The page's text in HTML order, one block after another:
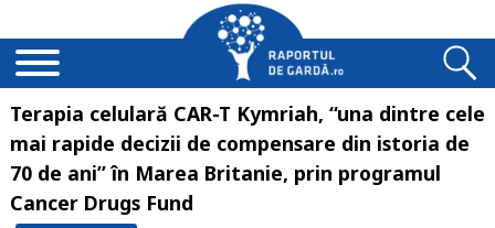
Terapia celulară CAR-T Kymriah, “una dintre cele
mai rapide decizii de compensare din istoria de
70 de ani” în Marea Britanie, prin programul
Cancer Drugs Fund